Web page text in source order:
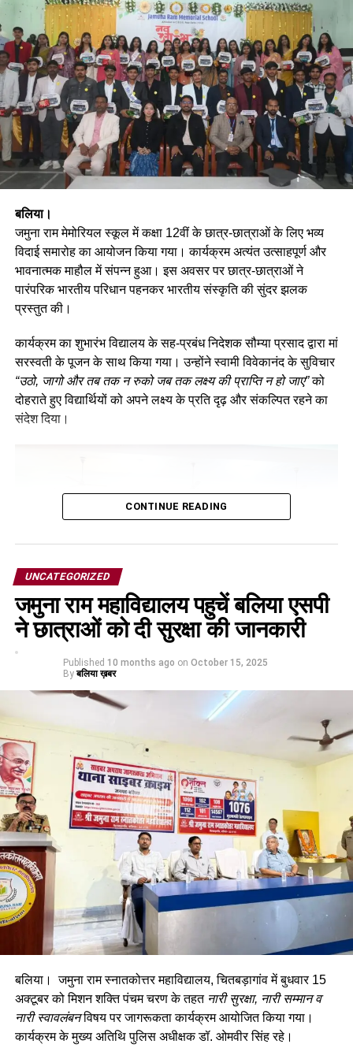
बलिया।
जमुना राम मेमोरियल स्कूल में कक्षा 12वीं के छात्र-छात्राओं के लिए भव्य
विदाई समारोह का आयोजन किया गया। कार्यक्रम अत्यंत उत्साहपूर्ण और
भावनात्मक माहौल में संपन्न हुआ। इस अवसर पर छात्र-छात्राओं ने
पारंपरिक भारतीय परिधान पहनकर भारतीय संस्कृति की सुंदर झलक
प्रस्तुत की।
कार्यक्रम का शुभारंभ विद्यालय के सह-प्रबंध निदेशक सौम्या प्रसाद द्वारा मां
सरस्वती के पूजन के साथ किया गया। उन्होंने स्वामी विवेकानंद के सुविचार
“उठो, जागो और तब तक न रुको जब तक लक्ष्य की प्राप्ति न हो जाए”को
दोहराते हुए विद्यार्थियों को अपने लक्ष्य के प्रति दृढ़ और संकल्पित रहने का
संदेश दिया।
इसके बाद छात्र-छात्राओं द्वारा रैंप वॉक, सांस्कृतिक प्रस्तुतियां एवं नाट्य
कार्यक्रम प्रस्तुत किए गए, जिन्हें उपस्थित अतिथियों और शिक्षकों ने खूब
सराहा। कक्षा 12वीं के विद्यार्थियों ने अपने गुरुजनों के प्रति आभार प्रकट
करते हुए विद्यालय में बिताए गए अविस्मरणीय पलों को साझा किया।
विद्यालय के प्रधानाचार्य अजीत सिंह ने कहा कि अब विद्यार्थी जीवन की नई
उड़ान भरने के लिए तैयार हैं। उन्होंने छात्रों को अपनी क्षमताओं और लक्ष्यों
को ध्यान में रखते हुए सही दिशा में आगे बढ़ने का प्रेरक संदेश दिया।
CONTINUE READING
UNCATEGORIZED
जमुना राम महाविद्यालय पहुचें बलिया एसपी
ने छात्राओं को दी सुरक्षा की जानकारी
Published 10 months ago on October 15, 2025
By बलिया ख़बर
बलिया। जमुना राम स्नातकोत्तर महाविद्यालय, चितबड़ागांव में बुधवार 15
अक्टूबर को मिशन शक्ति पंचम चरण के तहत नारी सुरक्षा, नारी सम्मान व
नारी स्वावलंबनविषय पर जागरूकता कार्यक्रम आयोजित किया गया।
कार्यक्रम के मुख्य अतिथि पुलिस अधीक्षक डॉ. ओमवीर सिंह रहे।